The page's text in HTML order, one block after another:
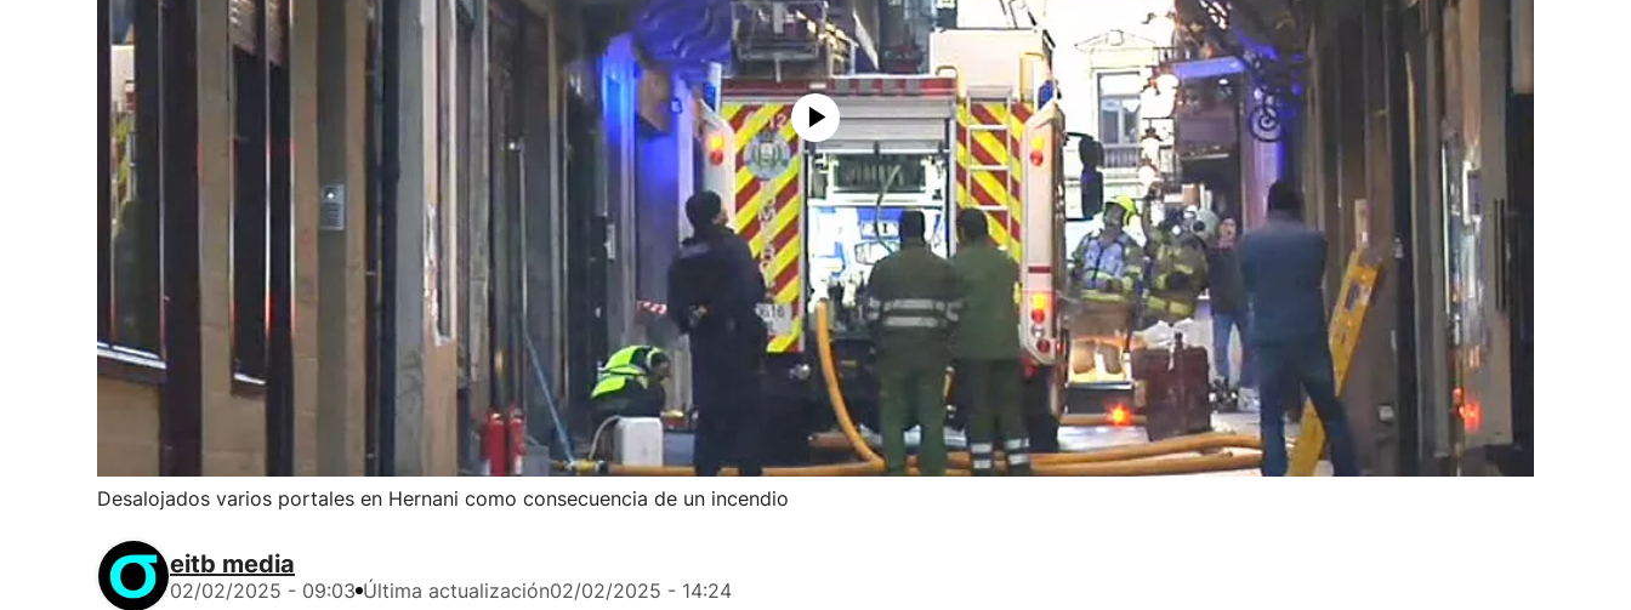
Desalojados varios portales en Hernani como consecuencia de un incendio
eitb media
02/02/2025 - 09:03 Última actualización02/02/2025 - 14:24